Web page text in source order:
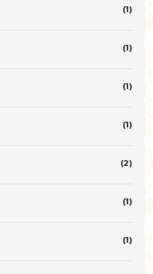
(1)
(1)
(1)
(1)
(2)
(1)
(1)